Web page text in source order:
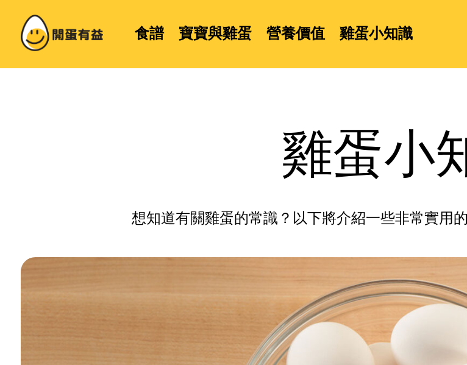
食譜 寶寶與雞蛋 營養價值 雞蛋小知識
雞蛋小
想知道有關雞蛋的常識？以下將介紹一些非常實用